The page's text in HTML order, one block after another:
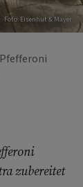
Foto: Eisenhut & Mayer
zubereitet